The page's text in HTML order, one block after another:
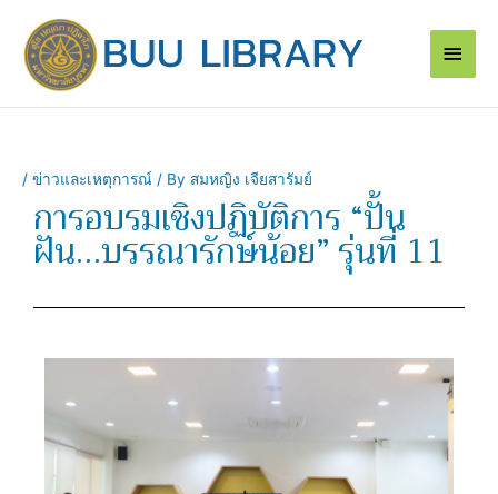
content
Main
/ ข่าวและเหตุการณ์ / By สมหญิง เจียสารัมย์
การอบรมเชิงปฏิบัติการ “ปั้น
ฝัน…บรรณารักษ์น้อย” รุ่นที่ 11